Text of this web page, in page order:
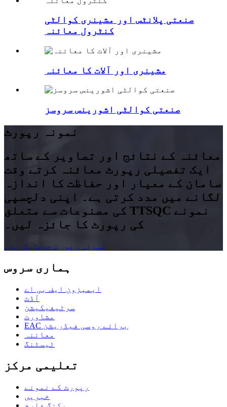
صنعتی پلانٹس اور مشینری کوالٹی
کنٹرول معائنہ
مشینری اور آلات کا معائنہ
صنعتی کوالٹی اشورینس سروسز
نمونہ رپورٹ
معائنہ کے نتائج اور تصاویر کے ساتھ
ایک تفصیلی رپورٹ معائنہ کرتے وقت
سامان کے معیار اور حفاظت کا اندازہ
لگانے میں مدد کرتی ہے۔ اپنی دلچسپی
کی مصنوعات سے متعلق TTSQC نمونے
کی رپورٹ کا جائزہ لیں۔
نمونہ رپورٹ حاصل کریں۔
ہماری سروس
ایمیزون ایف بی اے
آڈٹ
سرٹیفیکیشن
مشاورت
EAC برائے روسی فیڈریشن
معائنہ
ٹیسٹنگ
تعلیمی مرکز
رپورٹ کے نمونے
خبریں
بکنگ فارم